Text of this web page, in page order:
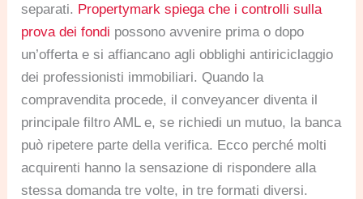
separati. Propertymark spiega che i controlli sulla
prova dei fondi possono avvenire prima o dopo
un’offerta e si affiancano agli obblighi antiriciclaggio
dei professionisti immobiliari. Quando la
compravendita procede, il conveyancer diventa il
principale filtro AML e, se richiedi un mutuo, la banca
può ripetere parte della verifica. Ecco perché molti
acquirenti hanno la sensazione di rispondere alla
stessa domanda tre volte, in tre formati diversi.